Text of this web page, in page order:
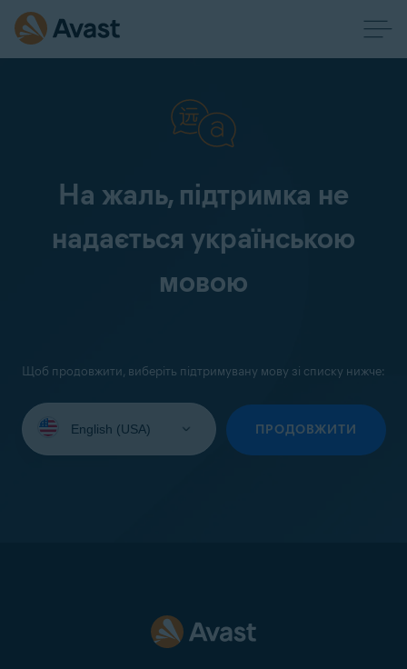
На жаль, підтримка не
надається українською
мовою
Щоб продовжити, виберіть підтримувану мову зі списку нижче:
your
ПРОДОВЖИТИ